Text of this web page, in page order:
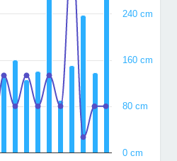
0 cm
240 cm
80 cm
160 cm